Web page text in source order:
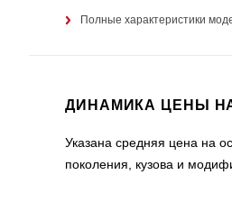
Полные характеристики
ДИНАМИКА ЦЕНЫ НА
Указана средняя цена на
поколения, кузова и